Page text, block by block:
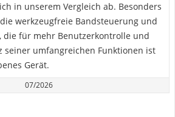
in unserem Vergleich ab. Besonders
werkzeugfreie Bandsteuerung und
die für mehr Benutzerkontrolle und
seiner umfangreichen Funktionen ist
Gerät.
07/2026